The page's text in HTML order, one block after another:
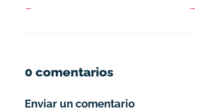
← →
0 comentarios
Enviar un comentario